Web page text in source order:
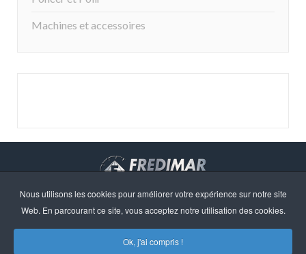
Machines et accessoires
Droits d'auteur © 2023 · FREDIMAR, S.A. · Web design:
Information Légale
Nous utilisons les cookies pour améliorer votre expérience sur notre site
Web. En parcourant ce site, vous acceptez notre utilisation des cookies.
Ok, j'ai compris !